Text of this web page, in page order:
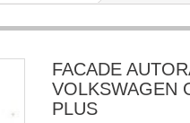
FACADE
VOLKSWAGEN
PLUS